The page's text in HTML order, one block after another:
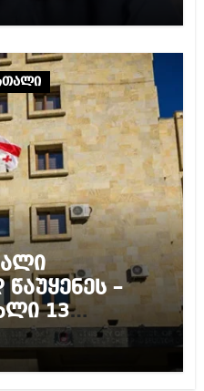
–
13